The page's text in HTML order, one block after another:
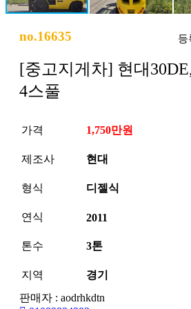
no.16635 등
[중고지게차] 현대
4스풀
가격 1,750만원
제조사 현대
형식 디젤식
연식 2011
톤수 3톤
지역
경기
판매자 : aodrhkdtn